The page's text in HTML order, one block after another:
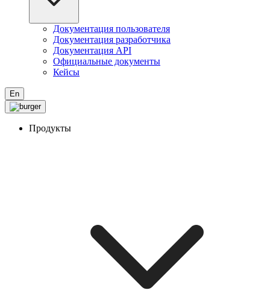
Документация пользователя
Документация разработчика
Документация API
Официальные документы
Кейсы
En
Продукты